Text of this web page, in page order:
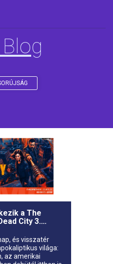
a The
City 3.
és visszatér
világa:
az amerikai